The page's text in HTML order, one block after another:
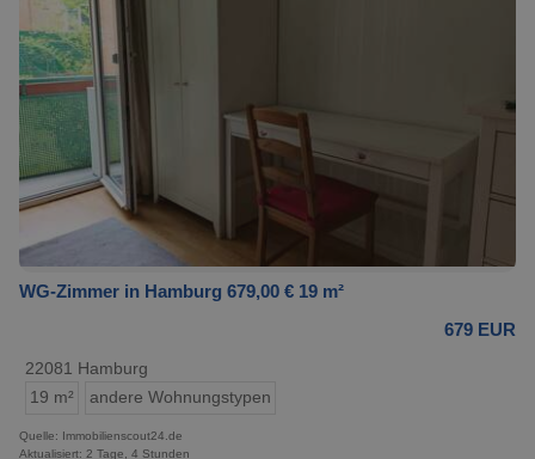
WG-Zimmer in Hamburg 679,00 € 19 m²
679 EUR
22081 Hamburg
19 m²
andere Wohnungstypen
Quelle: Immobilienscout24.de
Aktualisiert: 2 Tage, 4 Stunden